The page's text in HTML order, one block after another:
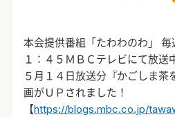
本会提供番組「たわわのわ」
１：４５ＭＢＣテレビにて放送
５月１４日放送分『かごしま茶
画がＵＰされました！
【https://blogs.mbc.co.jp/